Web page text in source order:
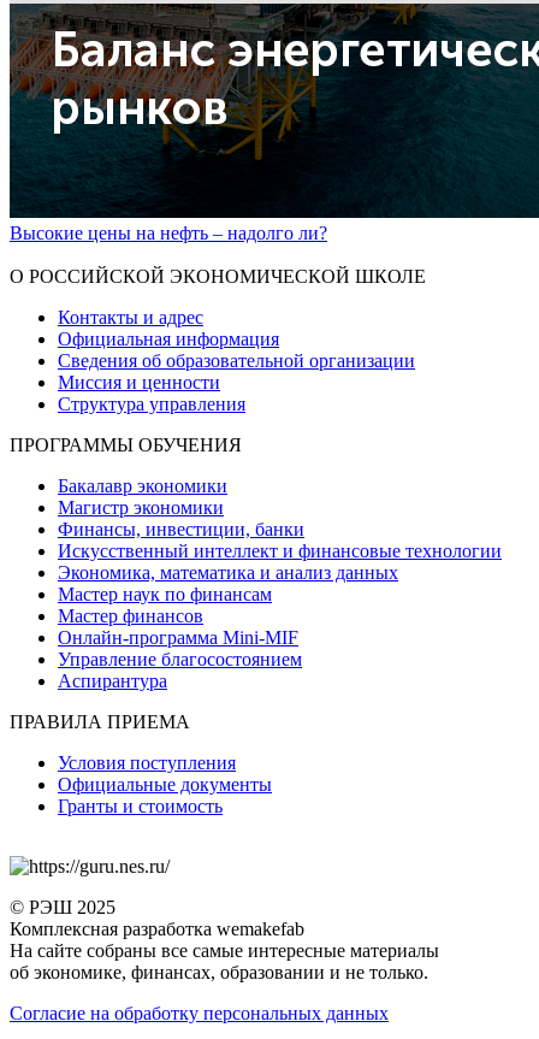
Высокие цены на нефть – надолго ли?
О РОССИЙСКОЙ ЭКОНОМИЧЕСКОЙ ШКОЛЕ
Контакты и адрес
Официальная информация
Сведения об образовательной организации
Миссия и ценности
Структура управления
ПРОГРАММЫ ОБУЧЕНИЯ
Бакалавр экономики
Магистр экономики
Финансы, инвестиции, банки
Искусственный интеллект и финансовые технологии
Экономика, математика и анализ данных
Мастер наук по финансам
Мастер финансов
Онлайн-программа Mini-MIF
Управление благосостоянием
Аспирантура
ПРАВИЛА ПРИЕМА
Условия поступления
Официальные документы
Гранты и стоимость
© РЭШ 2025
Комплексная разработка wemakefab
На сайте собраны все самые интересные материалы
об экономике, финансах, образовании и не только.
Согласие на обработку персональных данных